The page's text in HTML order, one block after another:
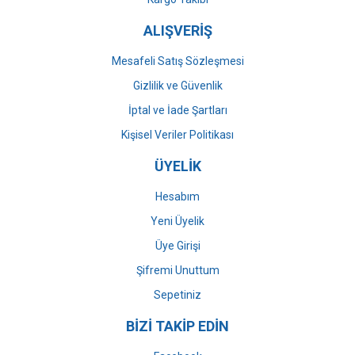
ALIŞVERİŞ
Mesafeli Satış Sözleşmesi
Gizlilik ve Güvenlik
İptal ve İade Şartları
Kişisel Veriler Politikası
ÜYELİK
Hesabım
Yeni Üyelik
Üye Girişi
Şifremi Unuttum
Sepetiniz
BİZİ TAKİP EDİN